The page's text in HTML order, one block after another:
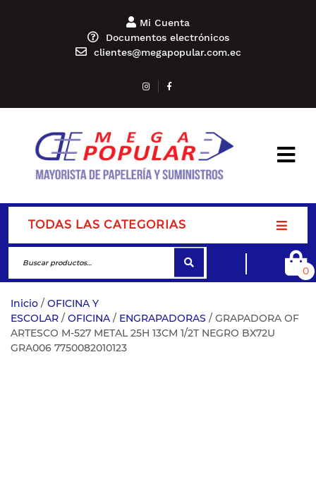
Mi Cuenta
Documentos electrónicos
clientes@megapopular.com.ec
TODAS LAS CATEGORIAS
0
Inicio / OFICINA Y
ESCOLAR / OFICINA / ENGRAPADORAS / GRAPADORA OF
ARTESCO M-527 METAL 25H 13CM 1/2T NEGRO BX72U
GRA006 7750082010123